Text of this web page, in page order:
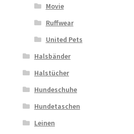
Movie
Ruffwear
United Pets
Halsbänder
Halstücher
Hundeschuhe
Hundetaschen
Leinen